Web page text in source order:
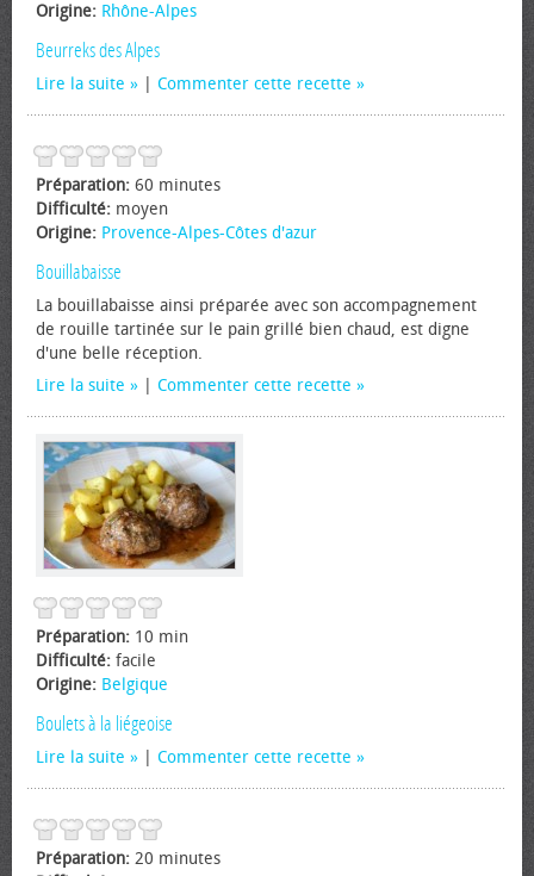
Origine: Rhône-Alpes
Beurreks des Alpes
Lire la suite Commenter cette recette
Préparation: 60 minutes
Difficulté: moyen
Origine: Provence-Alpes-Côtes d'azur
Bouillabaisse
La bouillabaisse ainsi préparée avec son accompagnement
de rouille tartinée sur le pain grillé bien chaud, est digne
d'une belle réception.
Lire la suite
Commenter cette recette
Préparation: 10 min
Difficulté: facile
Origine: Belgique
Boulets à la liégeoise
Lire la suite Commenter cette recette
Préparation: 20 minutes